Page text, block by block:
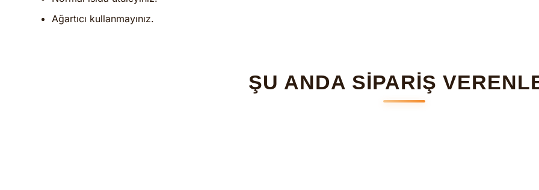
Ağartıcı kullanmayınız.
ŞU ANDA SİPARİŞ